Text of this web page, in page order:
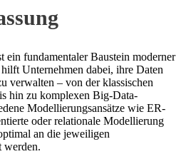
ein fundamentaler Baustein moderner
Unternehmen dabei, ihre Daten
verwalten – von der klassischen
hin zu komplexen Big-Data-
Modellierungsansätze wie ER-
oder relationale Modellierung
an die jeweiligen
werden.